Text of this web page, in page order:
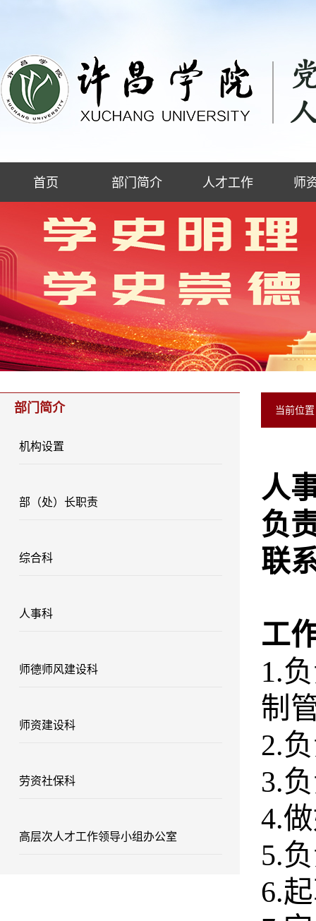
首页 部门简介 人才工作 师
部门简介
机构设置
部（处）长职责
综合科
人事科
师德师风建设科
师资建设科
劳资社保科
高层次人才工作领导小组办公室
当前位
人
负
联
工
1.
制
2.
3.
4.
5.
6.